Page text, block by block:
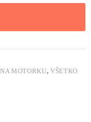
MOTORKU, VŠETKO